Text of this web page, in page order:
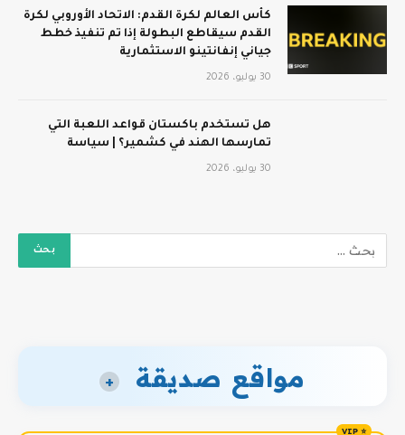
كأس العالم لكرة القدم: الاتحاد الأوروبي لكرة
القدم سيقاطع البطولة إذا تم تنفيذ خطط
جياني إنفانتينو الاستثمارية
30 يوليو، 2026
هل تستخدم باكستان قواعد اللعبة التي
تمارسها الهند في كشمير؟ | سياسة
30 يوليو، 2026
مواقع صديقة +